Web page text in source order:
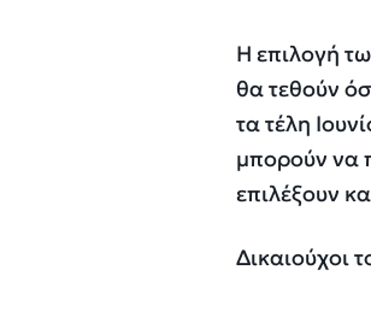
Η επιλογή
θα τεθούν
τα τέλη
μπορούν να
επιλέξουν
Δικαιούχοι